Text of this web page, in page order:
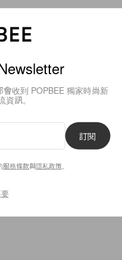
Egerton 主演心
！
怎麼做？
收到 POPBEE 獨家時尚新
訊。
訂閱
服務條款與隱私政策